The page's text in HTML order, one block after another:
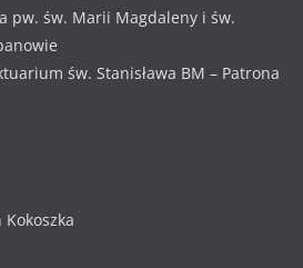
pw. św. Marii Magdaleny i św.
św. Stanisława BM – Patrona